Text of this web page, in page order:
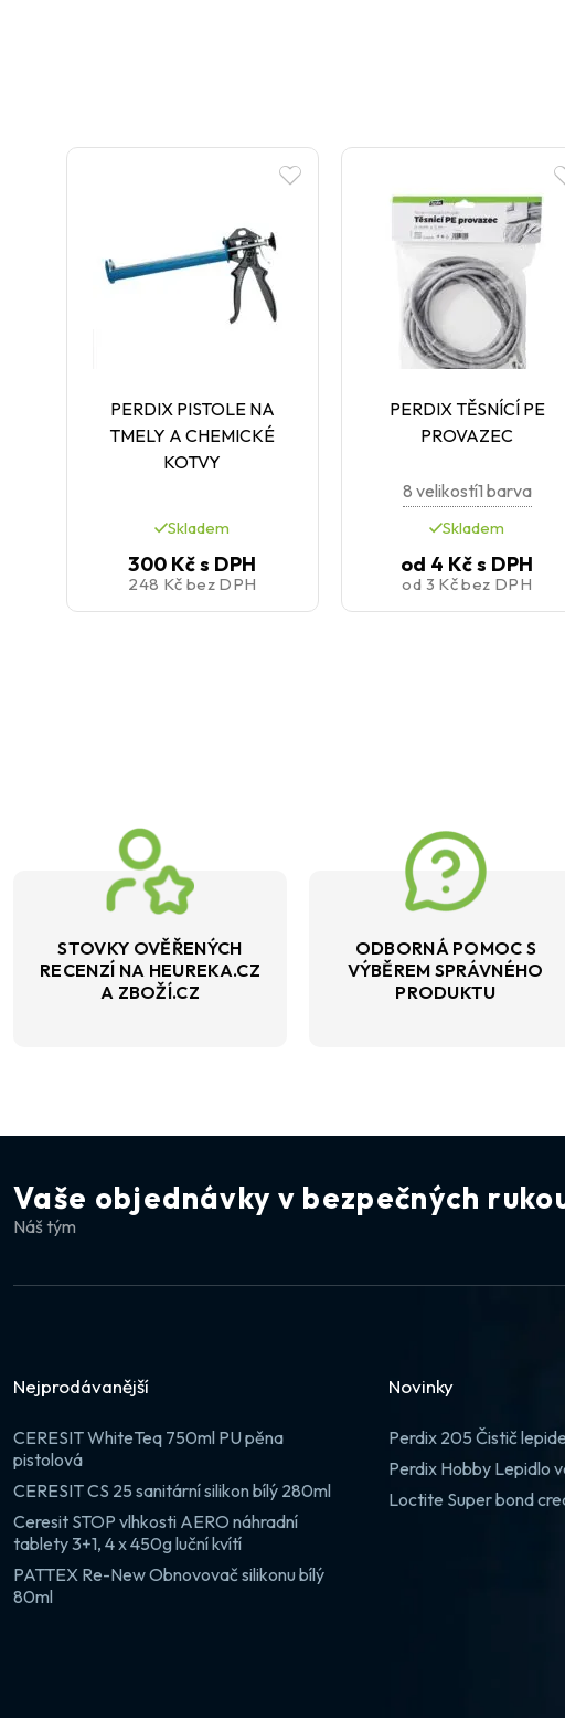
PERDIX PISTOLE NA
TMELY A CHEMICKÉ
KOTVY
Skladem
300 Kčs DPH
248 Kč bez DPH
PERDIX TĚSNÍCÍ PE
PROVAZEC
8 velikostí1 barva
Skladem
od 4 Kčs DPH
od 3 Kčbez DPH
STOVKY OVĚŘENÝCH
RECENZÍ NA HEUREKA.CZ
A ZBOŽÍ.CZ
ODBORNÁ POMOC S
VÝBĚREM SPRÁVNÉHO
PRODUKTU
Vaše objednávky v bezpečných
Náš tým
Nejprodávanější
CERESIT WhiteTeq 750ml PU pěna
pistolová
CERESIT CS 25 sanitární silikon bílý 280ml
Ceresit STOP vlhkosti AERO náhradní
tablety 3+1, 4 x 450g luční kvítí
PATTEX Re-New Obnovovač silikonu bílý
80ml
Novinky
Perdix 205 Čistič
Perdix Hobby Lepidlo
Loctite Super bond